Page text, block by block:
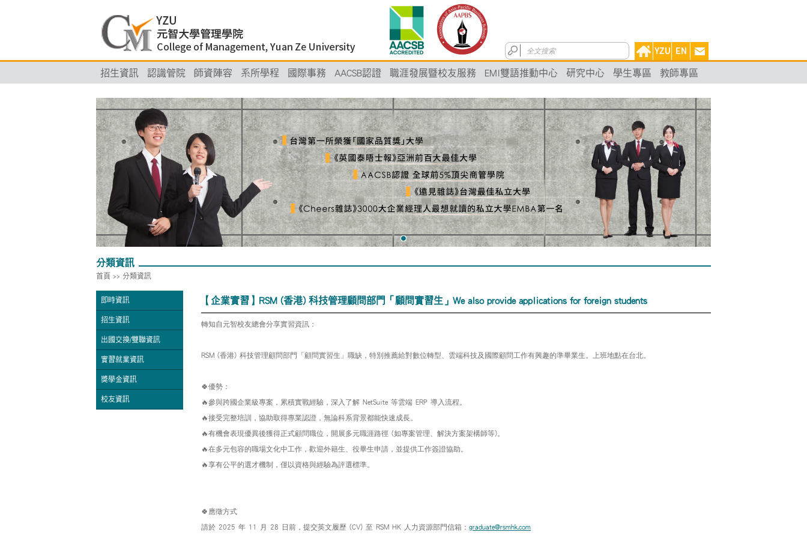
招生資訊 認識管院 師資陣容 系所學程 國際事務 AACSB認證 職涯發展暨校友服務 EMI雙語推動中心 研究中心 學生專區 教師專區
分類資訊
首頁 >> 分類資訊
即時資訊
招生資訊
出國交換/雙聯資訊
實習就業資訊
獎學金資訊
校友資訊
【企業實習】RSM (香港) 科技管理顧問部門「顧問實習生」We also provide applications for foreign students
轉知自元智校友總會分享實習資訊：
RSM (香港) 科技管理顧問部門「顧問實習生」職缺，特別推薦給對數位轉型、雲端科技及國際顧問工作有興趣的準畢業生。上班地點在台北。
🍀優勢：
🔥參與跨國企業級專案，累積實戰經驗，深入了解 NetSuite 等雲端 ERP 導入流程。
🔥接受完整培訓，協助取得專業認證，無論科系背景都能快速成長。
🔥有機會表現優異後獲得正式顧問職位，開展多元職涯路徑 (如專案管理、解決方案架構師等)。
🔥在多元包容的職場文化中工作，歡迎外籍生、役畢生申請，並提供工作簽證協助。
🔥享有公平的選才機制，僅以資格與經驗為評選標準。
🍀 應徵方式
請於 2025 年 11 月 28 日前，提交英文履歷 (CV) 至 RSM HK 人力資源部門信箱： graduate@rsmhk.com